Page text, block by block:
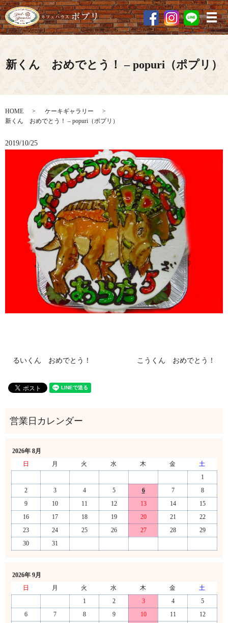
メ
新くん おめでとう！ – popuri（ポプリ）
HOME
ケーキギャラリー
新くん おめでとう！ – popuri（ポプリ）
2019/10/25
るいくん おめでとう！ こうくん おめでとう！
2026年 8月
日
月 火 水 木 金
土
1
2
3 4 5 6 7
8
9
10 11 12 13 14
15
16
17 18 19 20 21
22
23
24 25 26 27 28
29
30
31
2026年 9月
日
月 火 水 木 金
土
1
2 3 4
5
6
7 8 9 10 11
12